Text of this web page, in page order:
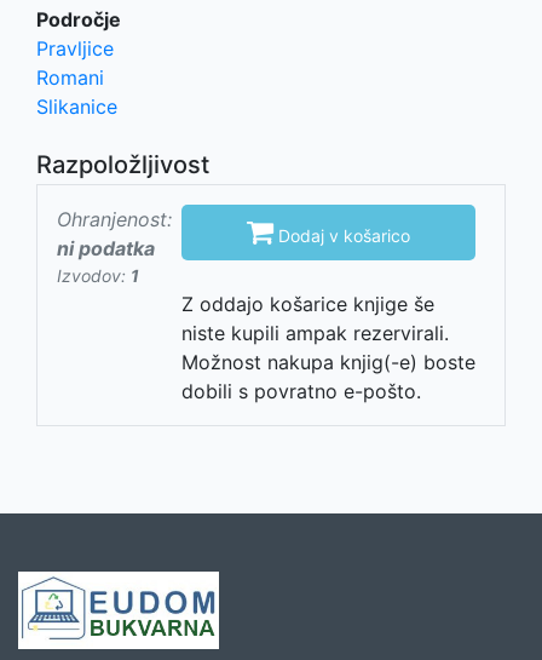
Področje
Pravljice
Romani
Slikanice
Razpoložljivost
Ohranjenost:
ni podatka
Izvodov: 1
 Dodaj v košarico
Z oddajo košarice knjige še
niste kupili ampak rezervirali.
Možnost nakupa knjig(-e) boste
dobili s povratno e-pošto.